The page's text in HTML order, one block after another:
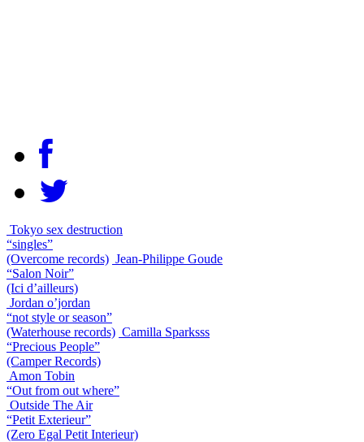
Tokyo sex destruction
“singles”
(Overcome records) Jean-Philippe Goude
“Salon Noir”
(Ici d’ailleurs)
Jordan o’jordan
“not style or season”
(Waterhouse records) Camilla Sparksss
“Precious People”
(Camper Records)
Amon Tobin
“Out from out where”
Outside The Air
“Petit Exterieur”
(Zero Egal Petit Interieur)